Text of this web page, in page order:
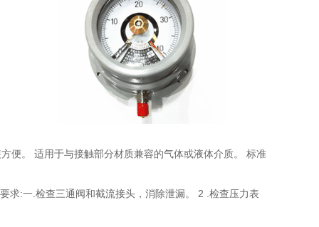
便。 适用于与接触部分材质兼容的气体或液体介质。 标准
求:一.检查三通阀和截流接头，消除泄漏。 2 .检查压力表